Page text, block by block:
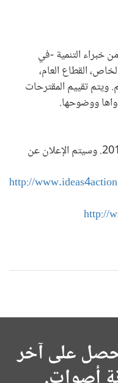
بعد اطلاع 3 لجان من خبراء التنمية -في
القطاع العام،
ويتم تقييم المقترحات
ووضوحها.
سيتم قبول العروض حتى 28 فبراير 2018. وسيتم الإعلان عن
http://
http://
على آخر